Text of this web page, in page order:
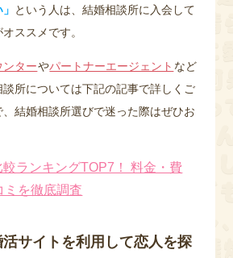
という人は、結婚相談所に入会して
ススメです。
ンターやパートナーエージェント など
所については下記の記事で詳しくご
結婚相談所選びで迷った際はぜひお
ランキングTOP7！ 料金・費
ミを徹底調査
サイトを利用して恋人を探